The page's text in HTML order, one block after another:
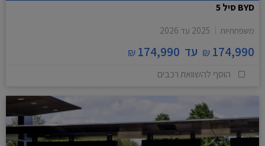
BYD סיל 5
משפחתיות 2025 עד 2026
174,990
₪ עד 174,990
₪
הוסף להשוואת רכבים